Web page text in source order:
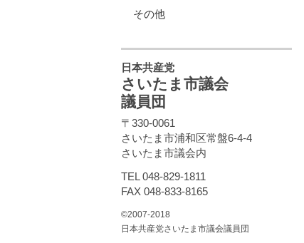
その他
日本共産党
さいたま市議会
議員団
〒330-0061
さいたま市浦和区常盤6-4-4
さいたま市議会内
TEL 048-829-1811
FAX 048-833-8165
©2007-2018
日本共産党さいたま市議会議員団